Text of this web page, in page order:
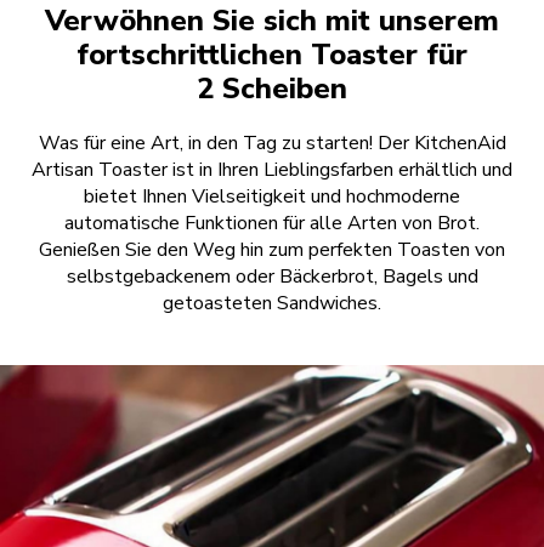
Verwöhnen Sie sich mit unserem
fortschrittlichen Toaster für
2 Scheiben
Was für eine Art, in den Tag zu starten! Der KitchenAid
Artisan Toaster ist in Ihren Lieblingsfarben erhältlich und
bietet Ihnen Vielseitigkeit und hochmoderne
automatische Funktionen für alle Arten von Brot.
Genießen Sie den Weg hin zum perfekten Toasten von
selbstgebackenem oder Bäckerbrot, Bagels und
getoasteten Sandwiches.